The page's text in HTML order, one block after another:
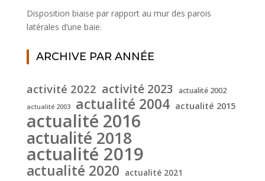
Disposition biaise par rapport au mur des parois
latérales d’une baie.
ARCHIVE PAR ANNÉE
activité 2022 activité 2023 actualité 2002
actualité 2003 actualité 2004 actualité 2015
actualité 2016
actualité 2018
actualité 2019
actualité 2020 actualité 2021